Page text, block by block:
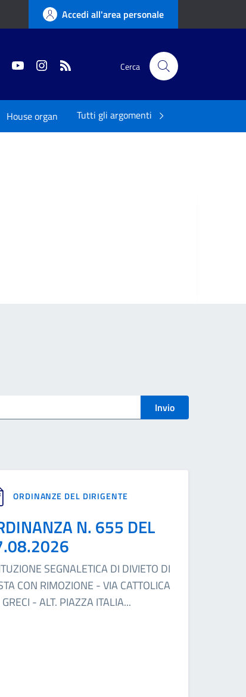
Accedi all'area personale
FacebookYouTubeInstagram Cerca
House organ Tutti gli argomenti
Invio
ORDINANZE DEL DIRIGENTE
N. 655 DEL
SEGNALETICA DI DIVIETO DI
CON RIMOZIONE - VIA CATTOLICA
- ALT. PIAZZA ITALIA...